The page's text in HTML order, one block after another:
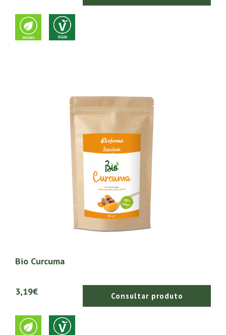
Bio Curcuma
3,19€ Consultar produto